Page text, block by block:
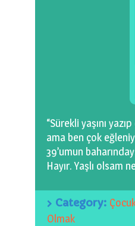
Neler
0
Hadi Bize Yazın
“Sürekli yaşını
ama ben çok
39’umun
Hayır. Yaşlı olsam
Category:
Olmak